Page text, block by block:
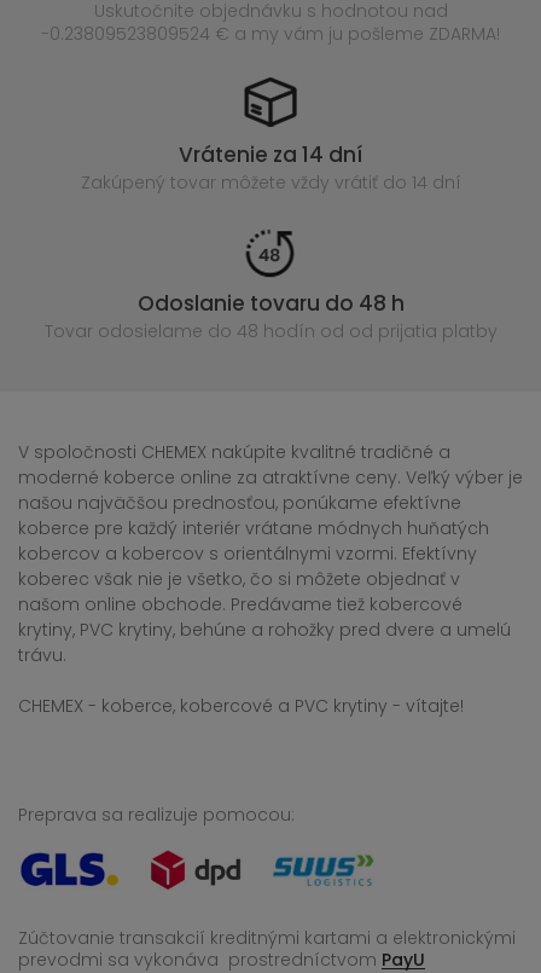
Uskutočnite objednávku s hodnotou nad
-0.23809523809524 € a my vám ju pošleme ZDARMA!
Vrátenie za 14 dní
Zakúpený tovar môžete vždy vrátiť do 14 dní
Odoslanie tovaru do 48 h
Tovar odosielame do 48 hodín od od prijatia platby
V spoločnosti CHEMEX nakúpite kvalitné tradičné a
moderné koberce online za atraktívne ceny. Veľký výber je
našou najväčšou prednosťou, ponúkame efektívne
koberce pre každý interiér vrátane módnych huňatých
kobercov a kobercov s orientálnymi vzormi. Efektívny
koberec však nie je všetko, čo si môžete objednať v
našom online obchode. Predávame tiež kobercové
krytiny, PVC krytiny, behúne a rohožky pred dvere a umelú
trávu.
CHEMEX - koberce, kobercové a PVC krytiny - vítajte!
Preprava sa realizuje pomocou:
Zúčtovanie transakcií kreditnými kartami a elektronickými
prevodmi sa vykonáva prostredníctvom PayU